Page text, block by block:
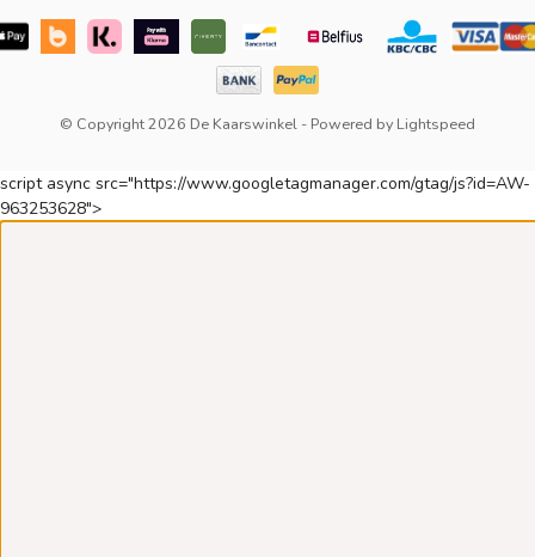
© Copyright 2026 De Kaarswinkel - Powered by Lightspeed
script async src="https://www.googletagmanager.com/gtag/js?id=AW-
963253628">